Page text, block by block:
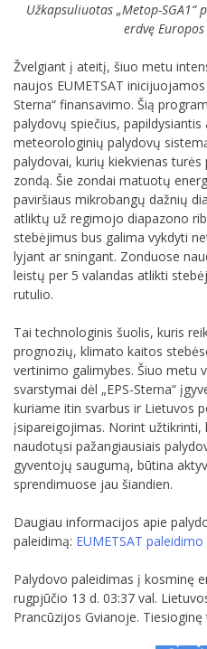
Užkapsuliuotas „Metop-
erdvę
Žvelgiant į ateitį, šiuo metu
naujos EUMETSAT
Sterna“ finansavimo. Šią
palydovų spiečius,
meteorologinių palydovų
palydovai, kurių kiekvienas
zondą. Šie zondai matuotų
paviršiaus mikrobangų dažnių
atliktų už regimojo diapazono
stebėjimus bus galima vykdyti
lyjant ar sningant. Zonduose
leistų per 5 valandas atlikti
rutulio.
Tai technologinis šuolis, kuris
prognozių, klimato kaitos
vertinimo galimybes. Šiuo metu
svarstymai dėl „EPS-Sterna“
kuriame itin svarbus ir Lietuvos
įsipareigojimas. Norint
naudotųsi pažangiausiais
gyventojų saugumą, būtina
sprendimuose jau šiandien.
Daugiau informacijos apie
paleidimą: EUMETSAT
Palydovo paleidimas į kosminę
rugpjūčio 13 d. 03:37 val.
Prancūzijos Gvianoje.